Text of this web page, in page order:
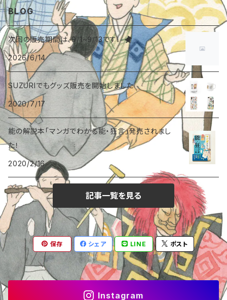
靴下
たためる布バッグ
ステッカー
カレンダー
マスキングテープ
一筆箋
タテバンコ
能〈道成寺〉
能〈小鍛冶〉
狂言〈釣狐〉
能〈土蜘蛛／土蜘〉
能〈葵上〉
能〈菊慈童／枕慈童〉
能〈清経〉
能〈羽衣〉
能〈猩々〉
BLOG
次回の販売期間は、9/1~9/13です！
2026/6/14
SUZURIでもグッズ販売を開始しました
2020/7/17
能の解説本「マンガでわかる能・狂言」発売されまし
た！
2020/2/16
記事一覧を見る
保存 シェア LINE ポスト
Instagram